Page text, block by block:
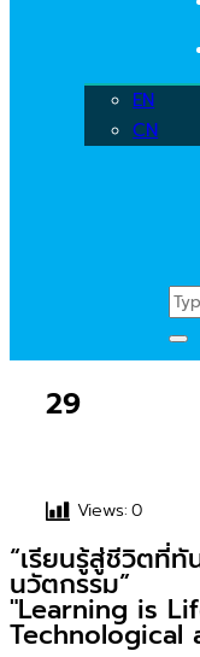
EN
CN
for:
29
Views:0
“เรียนรู้สู่ชีวิตที่ทั
นวัตกรรม”
"Learning is
Technological